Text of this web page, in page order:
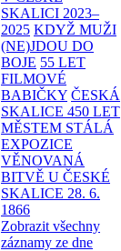
SKALICI 2023–
2025 KDYŽ MUŽI
(NE)JDOU DO
BOJE 55 LET
FILMOVÉ
BABIČKY ČESKÁ
SKALICE 450 LET
MĚSTEM STÁLÁ
EXPOZICE
VĚNOVANÁ
BITVĚ U ČESKÉ
SKALICE 28. 6.
1866
Zobrazit všechny
záznamy ze dne